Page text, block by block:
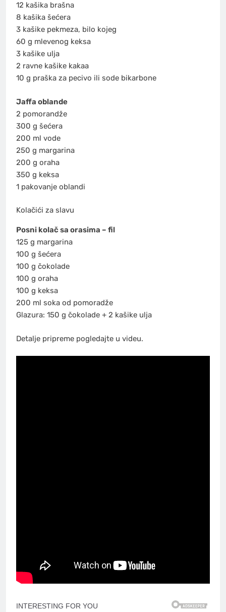
12 kašika brašna
8 kašika šećera
3 kašike pekmeza, bilo kojeg
60 g mlevenog keksa
3 kašike ulja
2 ravne kašike kakaa
10 g praška za pecivo ili sode bikarbone
Jaffa oblande
2 pomorandže
300 g šećera
200 ml vode
250 g margarina
200 g oraha
350 g keksa
1 pakovanje oblandi
Kolačići za slavu
Posni kolač sa orasima – fil
125 g margarina
100 g šećera
100 g čokolade
100 g oraha
100 g keksa
200 ml soka od pomoradže
Glazura: 150 g čokolade + 2 kašike ulja
Detalje pripreme pogledajte u videu.